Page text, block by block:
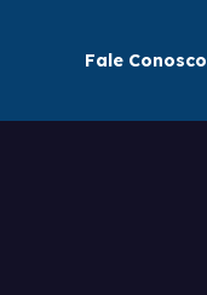
Fale Conosco